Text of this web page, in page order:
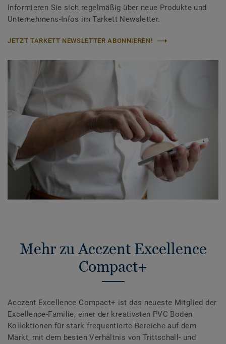
Informieren Sie sich regelmäßig über neue Produkte und
Unternehmens-Infos im Tarkett Newsletter.
JETZT TARKETT NEWSLETTER ABONNIEREN!
Mehr zu Acczent Excellence
Compact+
Acczent Excellence Compact+ ist das neueste Mitglied der
Excellence-Familie, einer der kreativsten PVC Boden
Kollektionen für stark frequentierte Bereiche auf dem
Markt, mit dem besten Verhältnis von Trittschall- und